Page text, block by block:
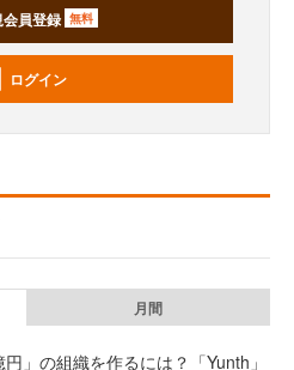
会員登録 無料
ログイン
月間
」の組織を作るには？「Yunth」